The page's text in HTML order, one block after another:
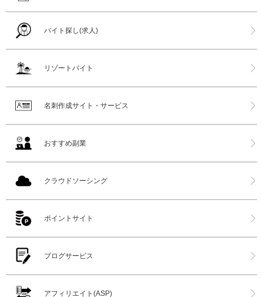
バイト探し(求人)
リゾートバイト
名刺作成サイト・サービス
おすすめ副業
クラウドソーシング
ポイントサイト
ブログサービス
アフィリエイト(ASP)